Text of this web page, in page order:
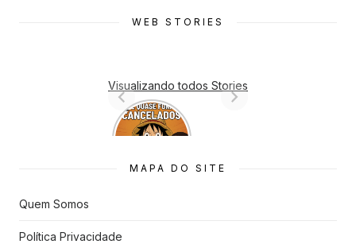
WEB STORIES
Visualizando todos Stories
7 Animes
que quase
s
MAPA DO SITE
Quem Somos
Política Privacidade